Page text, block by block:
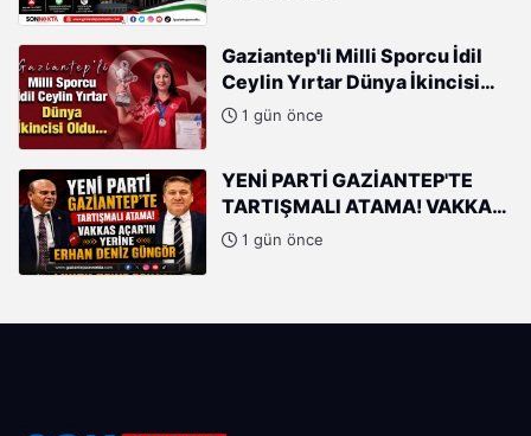
Gaziantep'li Milli Sporcu İdil
Ceylin Yırtar Dünya İkincisi
Oldu1 gün önce
YENİ PARTİ GAZİANTEP'TE
TARTIŞMALI ATAMA! VAKKAS
AÇAR'IN YERİNE ERHAN DENİZ
1 gün önce